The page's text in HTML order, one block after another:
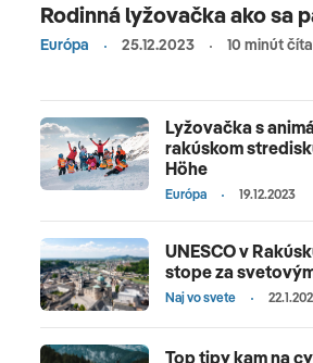
Rodinná lyžovačka ako sa
Európa 25.12.2023 10 minút
Lyžovačka s
rakúskom
Höhe
Európa 19.12.2023
UNESCO v
stope za
Naj vo svete
Top tipy kam na